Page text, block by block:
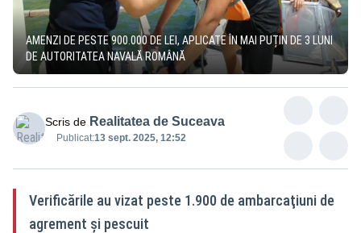
AMENZI DE PESTE 900.000 DE LEI, APLICATE ÎN MAI PUȚIN DE 3 LUNI
DE AUTORITATEA NAVALĂ ROMÂNĂ
Scris de Realitatea de Suceava
Publicat:13 sept. 2025, 12:52
Verificările au vizat peste 1.900 de ambarcaţiuni de
agrement şi pescuit